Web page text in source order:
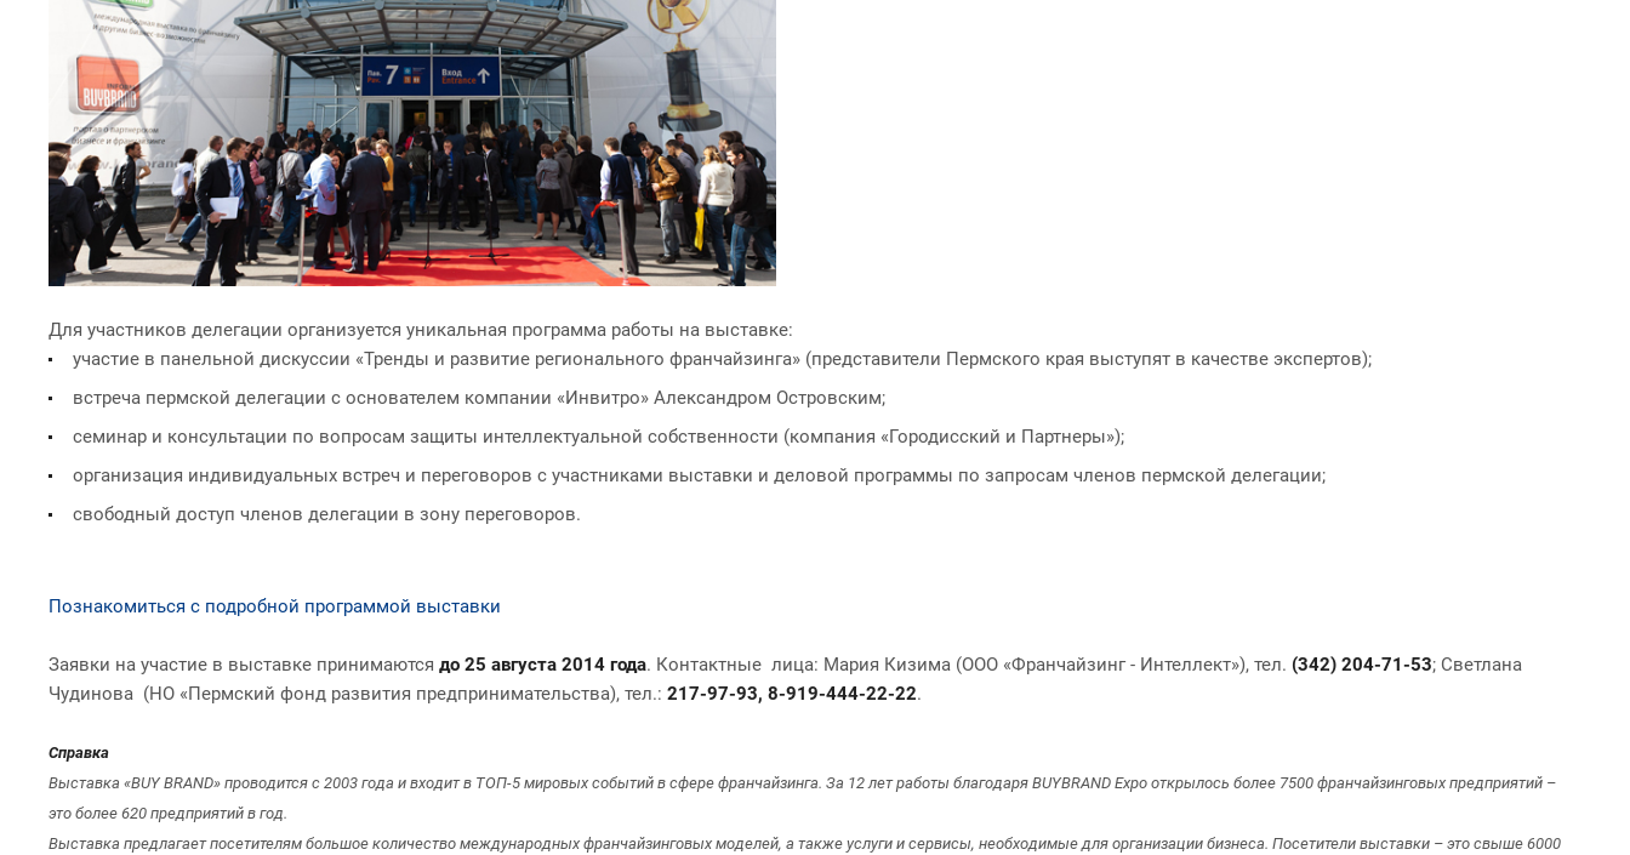
Для участников делегации организуется уникальная программа работы на выставке:
участие в панельной дискуссии «Тренды и развитие регионального франчайзинга» (представители Пермского края выступят в качестве экспертов);
встреча пермской делегации с основателем компании «Инвитро» Александром Островским;
семинар и консультации по вопросам защиты интеллектуальной собственности (компания «Городисский и Партнеры»);
организация индивидуальных встреч и переговоров с участниками выставки и деловой программы по запросам членов пермской делегации;
свободный доступ членов делегации в зону переговоров.
Познакомиться с подробной программой выставки
Заявки на участие в выставке принимаются до 25 августа 2014 года. Контактные лица: Мария Кизима (ООО «Франчайзинг - Интеллект»), тел. (342) 204-71-53; Светлана
Чудинова (НО «Пермский фонд развития предпринимательства), тел.: 217-97-93, 8-919-444-22-22.
Справка
Выставка «BUY BRAND» проводится с 2003 года и входит в ТОП-5 мировых событий в сфере франчайзинга. За 12 лет работы благодаря BUYBRAND Expo открылось более 7500 франчайзинговых предприятий –
это более 620 предприятий в год.
Выставка предлагает посетителям большое количество международных франчайзинговых моделей, а также услуги и сервисы, необходимые для организации бизнеса. Посетители выставки – это свыше 6000